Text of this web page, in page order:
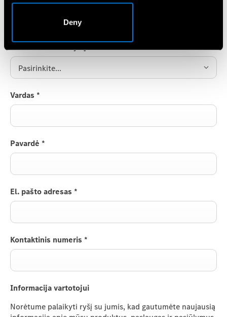
Deny
užklausą.
Pasirinkite atstovybę*
Pasirinkite...
Vardas *
Pavardė *
El. pašto adresas *
Kontaktinis numeris *
Informacija vartotojui
Norėtume palaikyti ryšį su jumis, kad gautumėte naujausią